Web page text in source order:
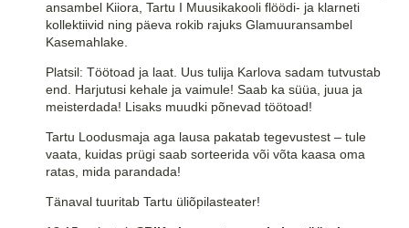
ansambel Kiiora, Tartu I Muusikakooli flöödi- ja klarneti
kollektiivid ning päeva rokib rajuks Glamuuransambel
Kasemahlake.
Platsil: Töötoad ja laat. Uus tulija Karlova sadam tutvustab
end. Harjutusi kehale ja vaimule! Saab ka süüa, juua ja
meisterdada! Lisaks muudki põnevad töötoad!
Tartu Loodusmaja aga lausa pakatab tegevustest – tule
vaata, kuidas prügi saab sorteerida või võta kaasa oma
ratas, mida parandada!
Tänaval tuuritab Tartu üliõpilasteater!